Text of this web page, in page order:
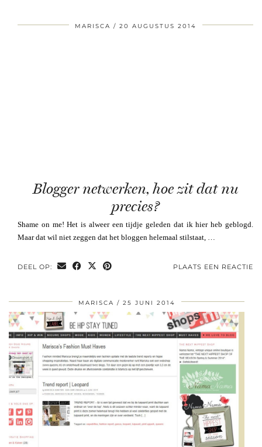
MARISCA 20 AUGUSTUS 2014
Blogger netwerken, hoe zit dat nu
precies?
Shame on me! Het is alweer een tijdje geleden dat ik hier heb geblogd.
Maar dat wil niet zeggen dat het bloggen helemaal stilstaat, …
DEEL OP: PLAATS EEN REACTIE
MARISCA 25 JUNI 2014